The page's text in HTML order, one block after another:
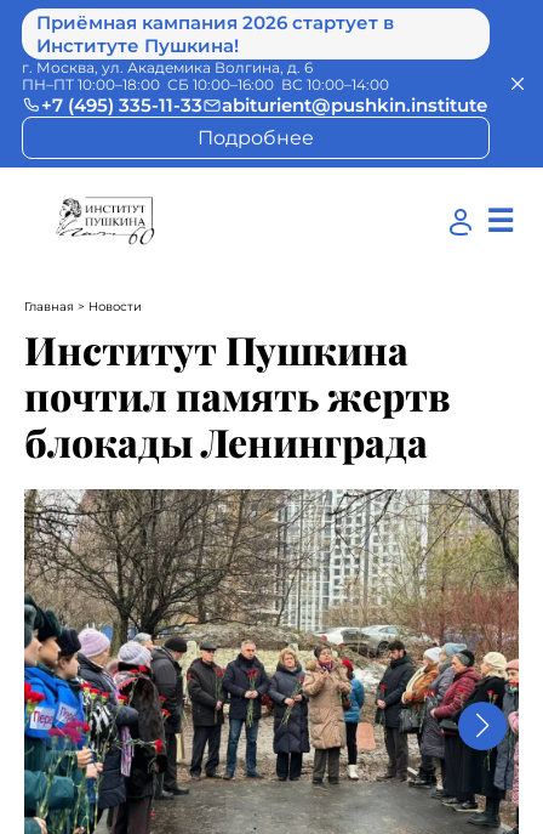
Приёмная кампания 2026 стартует в
Институте Пушкина!
г. Москва, ул. Академика Волгина, д. 6
ПН–ПТ 10:00–18:00 СБ 10:00–16:00 ВС 10:00–14:00
+7 (495) 335-11-33
abiturient@pushkin.institute
Подробнее
☰
Главная > Новости
Институт Пушкина
почтил память жертв
блокады Ленинграда